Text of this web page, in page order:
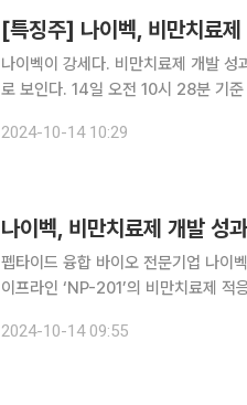
[특징주] 나이벡, 비만치료
나이벡이 강세다. 비만치료제 개발
로 보인다. 14일 오전 10시 28분 기준 나이벡은 전 거래일 대비 29.99%(5410원) 오른 2만
201’의 비만치료제 적응증 확대에 관
2024-10-14 10:29
나이벡, 비만치료제 개발 성
펩타이드 융합 바이오 전문기업 나이
이프라인 ‘NP-201’의 비만치료제
트너링 서밋은 제약회사, 바이오텍,
2024-10-14 09:55